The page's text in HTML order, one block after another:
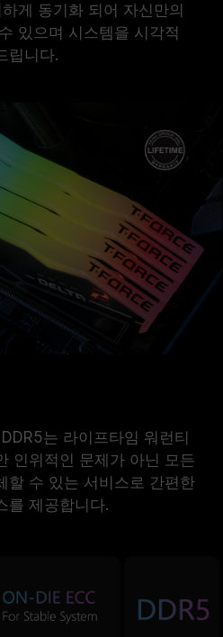
게 동기화 되어 자신만의
있으며 시스템을 시각적
립니다.
는 라이프타임 워런티
인위적인 문제가 아닌 모든
할 수 있는 서비스로 간편한
를 제공합니다.